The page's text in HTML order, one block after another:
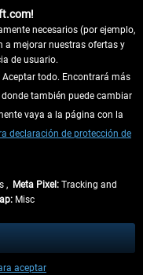
lo contrario
Los plazos de envío para los
necesarios (por ejemplo,
a mejorar nuestras ofertas y
de usuario.
todo. Encontrará más
también puede cambiar
vaya a la página con la
declaración de protección de
, Meta Pixel: Tracking and
Misc
aceptar